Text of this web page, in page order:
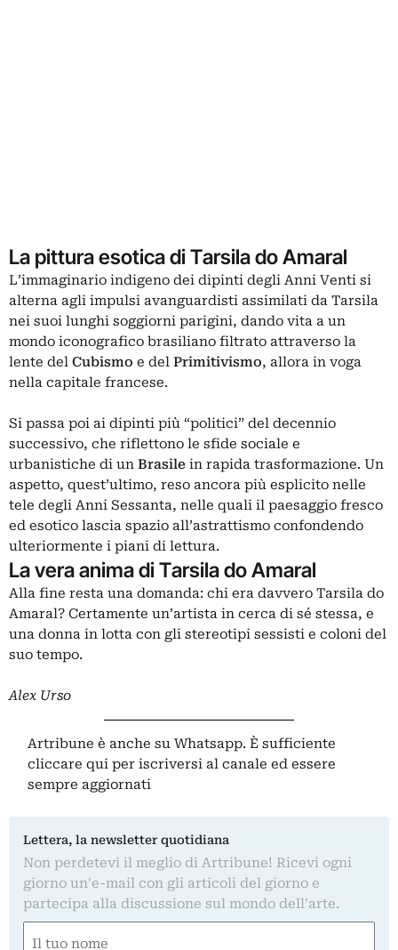
La pittura esotica di Tarsila do Amaral
L’immaginario indigeno dei dipinti degli Anni Venti si
alterna agli impulsi avanguardisti assimilati da Tarsila
nei suoi lunghi soggiorni parigini, dando vita a un
mondo iconografico brasiliano filtrato attraverso la
lente del Cubismo e del Primitivismo, allora in voga
nella capitale francese.
Si passa poi ai dipinti più “politici” del decennio
successivo, che riflettono le sfide sociale e
urbanistiche di un Brasile in rapida trasformazione. Un
aspetto, quest’ultimo, reso ancora più esplicito nelle
tele degli Anni Sessanta, nelle quali il paesaggio fresco
ed esotico lascia spazio all’astrattismo confondendo
ulteriormente i piani di lettura.
La vera anima di Tarsila do Amaral
Alla fine resta una domanda: chi era davvero Tarsila do
Amaral? Certamente un’artista in cerca di sé stessa, e
una donna in lotta con gli stereotipi sessisti e coloni del
suo tempo.
Alex Urso
Artribune è anche su Whatsapp. È sufficiente
cliccare qui per iscriversi al canale ed essere
sempre aggiornati
Lettera, la newsletter quotidiana
Non perdetevi il meglio di Artribune! Ricevi ogni
giorno un'e-mail con gli articoli del giorno e
partecipa alla discussione sul mondo dell'arte.